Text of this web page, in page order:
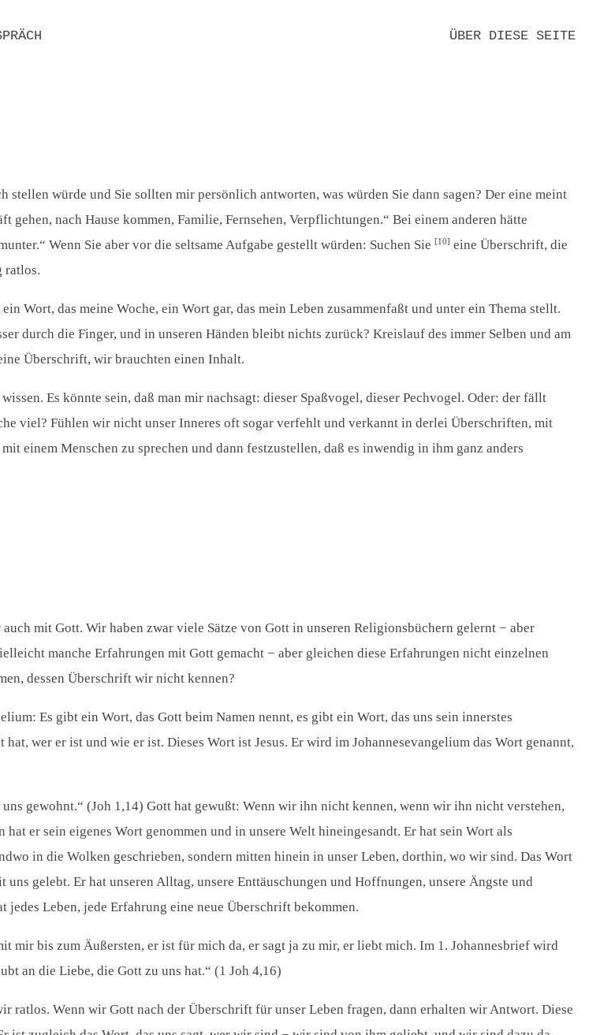
ÜBER DIESE SEITE
stellen würde und Sie sollten mir persönlich antworten, was würden Sie dann sagen? Der eine meint
gehen, nach Hause kommen, Familie, Fernsehen, Verpflichtungen.“ Bei einem anderen hätte
Wenn Sie aber vor die seltsame Aufgabe gestellt würden: Suchen Sie[10] eine Überschrift, die
ratlos.
Wort, das meine Woche, ein Wort gar, das mein Leben zusammenfaßt und unter ein Thema stellt.
durch die Finger, und in unseren Händen bleibt nichts zurück? Kreislauf des immer Selben und am
Überschrift, wir brauchten einen Inhalt.
Es könnte sein, daß man mir nachsagt: dieser Spaßvogel, dieser Pechvogel. Oder: der fällt
viel? Fühlen wir nicht unser Inneres oft sogar verfehlt und verkannt in derlei Überschriften, mit
einem Menschen zu sprechen und dann festzustellen, daß es inwendig in ihm ganz anders
mit Gott. Wir haben zwar viele Sätze von Gott in unseren Religionsbüchern gelernt − aber
manche Erfahrungen mit Gott gemacht − aber gleichen diese Erfahrungen nicht einzelnen
dessen Überschrift wir nicht kennen?
Es gibt ein Wort, das Gott beim Namen nennt, es gibt ein Wort, das uns sein innerstes
wer er ist und wie er ist. Dieses Wort ist Jesus. Er wird im Johannesevangelium das Wort genannt,
gewohnt.“ (Joh 1,14) Gott hat gewußt: Wenn wir ihn nicht kennen, wenn wir ihn nicht verstehen,
er sein eigenes Wort genommen und in unsere Welt hineingesandt. Er hat sein Wort als
in die Wolken geschrieben, sondern mitten hinein in unser Leben, dorthin, wo wir sind. Das Wort
gelebt. Er hat unseren Alltag, unsere Enttäuschungen und Hoffnungen, unsere Ängste und
Leben, jede Erfahrung eine neue Überschrift bekommen.
mir bis zum Äußersten, er ist für mich da, er sagt ja zu mir, er liebt mich. Im 1. Johannesbrief wird
an die Liebe, die Gott zu uns hat.“ (1 Joh 4,16)
ratlos. Wenn wir Gott nach der Überschrift für unser Leben fragen, dann erhalten wir Antwort. Diese